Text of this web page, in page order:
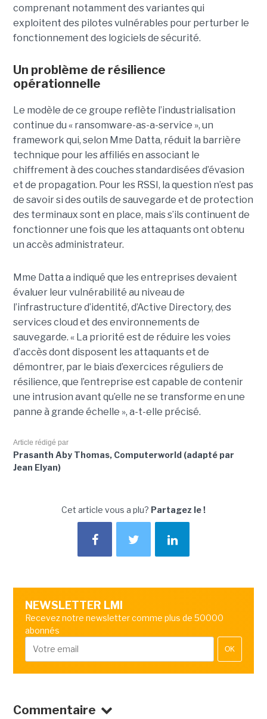
comprenant notamment des variantes qui
exploitent des pilotes vulnérables pour perturber le
fonctionnement des logiciels de sécurité.
Un problème de résilience
opérationnelle
Le modèle de ce groupe reflète l’industrialisation
continue du « ransomware-as-a-service », un
framework qui, selon Mme Datta, réduit la barrière
technique pour les affiliés en associant le
chiffrement à des couches standardisées d’évasion
et de propagation. Pour les RSSI, la question n’est pas
de savoir si des outils de sauvegarde et de protection
des terminaux sont en place, mais s’ils continuent de
fonctionner une fois que les attaquants ont obtenu
un accès administrateur.
Mme Datta a indiqué que les entreprises devaient
évaluer leur vulnérabilité au niveau de
l’infrastructure d’identité, d’Active Directory, des
services cloud et des environnements de
sauvegarde. « La priorité est de réduire les voies
d’accès dont disposent les attaquants et de
démontrer, par le biais d’exercices réguliers de
résilience, que l’entreprise est capable de contenir
une intrusion avant qu’elle ne se transforme en une
panne à grande échelle », a-t-elle précisé.
Article rédigé par
Prasanth Aby Thomas, Computerworld (adapté par
Jean Elyan)
Cet article vous a plu? Partagez le !
NEWSLETTER LMI
Recevez notre newsletter comme plus de 50000
abonnés
OK
Commentaire